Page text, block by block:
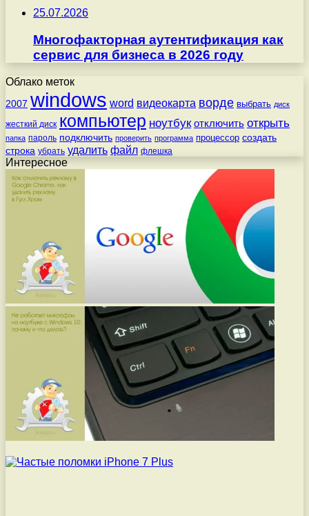
25.07.2026
Многофакторная аутентификация как
сервис для бизнеса в 2026 году
Облако меток
2007 windows word видеокарта ворде выбрать диск
жесткий диск компьютер ноутбук отключить открыть
папка пароль подключить проверить программа процессор создать
строка убрать удалить файл флешка
Интересное